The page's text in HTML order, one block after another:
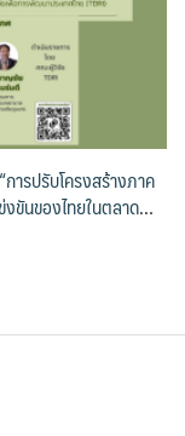
ารปรับโครงสร้างภาค
ขันของไทยในตลาด